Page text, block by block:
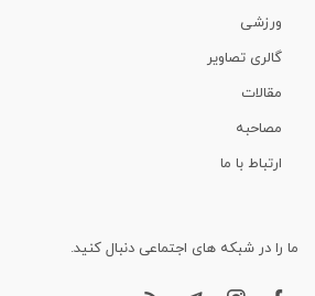
ورزشی
گالری تصاویر
مقالات
مصاحبه
ارتباط با ما
ما را در شبکه های اجتماعی دنبال کنید.